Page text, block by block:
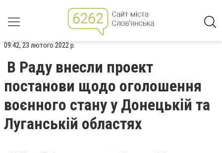
09:42, 23 лютого 2022 р.
В Раду внесли проект
постанови щодо оголошення
воєнного стану у Донецькій та
Луганській областях